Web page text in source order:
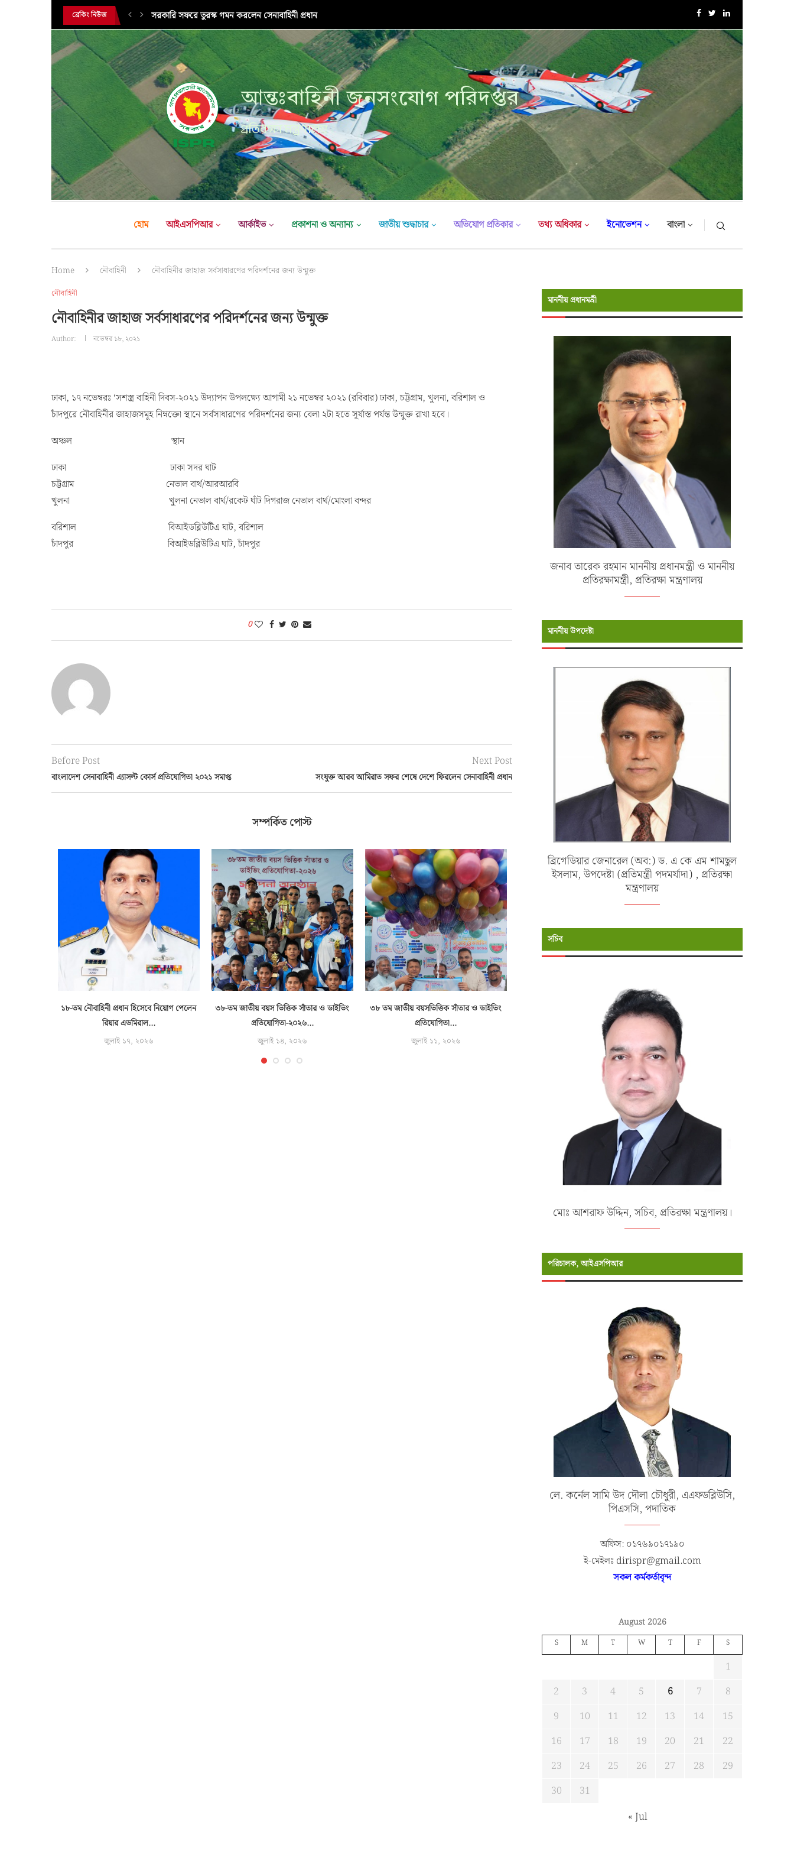
ব্রেকিং নিউজ সরকারি সফরে তুরস্ক গমন করলেন সেনাবাহিনী প্রধান এক্সারসাইজ টাইগার লাইটনিং-২০২৬ এর উদ্বোধনী অনুষ্ঠান
আন্তঃবাহিনী জনসংযোগ পরিদপ্তর
প্রতিরক্ষা মন্ত্রণালয়
হোম আইএসপিআর আর্কাইভ প্রকাশনা ও অন্যান্য জাতীয় শুদ্ধাচার অভিযোগ প্রতিকার তথ্য অধিকার ইনোভেশন বাংলা
Home নৌবাহিনী নৌবাহিনীর জাহাজ সর্বসাধারণের পরিদর্শনের জন্য উন্মুক্ত
নৌবাহিনী
নৌবাহিনীর জাহাজ সর্বসাধারণের পরিদর্শনের জন্য উন্মুক্ত
Author: নভেম্বর ১৮, ২০২১
ঢাকা, ১৭ নভেম্বরঃ ‘সশস্ত্র বাহিনী দিবস-২০২১ উদ্যাপন উপলক্ষ্যে আগামী ২১ নভেম্বর ২০২১ (রবিবার) ঢাকা, চট্টগ্রাম, খুলনা, বরিশাল ও
চাঁদপুরে নৌবাহিনীর জাহাজসমূহ নিম্নক্তো স্থানে সর্বসাধারণের পরিদর্শনের জন্য বেলা ২টা হতে সূর্যাস্ত পর্যন্ত উন্মুক্ত রাখা হবে।
অঞ্চল স্থান
ঢাকা ঢাকা সদর ঘাট
চট্টগ্রাম নেভাল বার্থ/আরআরবি
খুলনা খুলনা নেভাল বার্থ/রকেট ঘাঁট দিগরাজ নেভাল বার্থ/মোংলা বন্দর
বরিশাল বিআইডব্লিউটিএ ঘাট, বরিশাল
চাঁদপুর বিআইডব্লিউটিএ ঘাট, চাঁদপুর
0
Before Post
বাংলাদেশ সেনাবাহিনী এ্যাসল্ট কোর্স প্রতিযোগিতা ২০২১ সমাপ্ত
Next Post
সংযুক্ত আরব আমিরাত সফর শেষে দেশে ফিরলেন সেনাবাহিনী প্রধান
সম্পর্কিত পোস্ট
১৮-তম নৌবাহিনী প্রধান হিসেবে নিয়োগ পেলেন
রিয়ার এডমিরাল...
জুলাই ১৭, ২০২৬
৩৮-তম জাতীয় বয়স ভিত্তিক সাঁতার ও ডাইভিং
প্রতিযোগিতা-২০২৬...
জুলাই ১৪, ২০২৬
৩৮ তম জাতীয় বয়সভিত্তিক সাঁতার ও ডাইভিং
প্রতিযোগিতা...
জুলাই ১১, ২০২৬
বন্যাদুর্গত ও পানিবন্দি মানুষের পাশে বাংলাদেশ
নৌবাহিনী
জুলাই ১১, ২০২৬
মাননীয় প্রধানমন্রী
জনাব তারেক রহমান মাননীয় প্রধানমন্ত্রী ও মাননীয়
প্রতিরক্ষামন্ত্রী, প্রতিরক্ষা মন্ত্রণালয়
মাননীয় উপদেষ্টা
ব্রিগেডিয়ার জেনারেল (অব:) ড. এ কে এম শামছুল
ইসলাম, উপদেষ্টা (প্রতিমন্ত্রী পদমর্যাদা) , প্রতিরক্ষা
মন্ত্রণালয়
সচিব
মোঃ আশরাফ উদ্দিন, সচিব, প্রতিরক্ষা মন্ত্রণালয়।
পরিচালক, আইএসপিআর
লে. কর্নেল সামি উদ দৌলা চৌধুরী, এএফডব্লিউসি,
পিএসসি, পদাতিক
অফিস: ০১৭৬৯০১৭১৯০
ই-মেইলঃ dirispr@gmail.com
সকল কর্মকর্তাবৃন্দ
August 2026
S M T W T F S
1
2
3 4 5 6 7
8
9
10 11 12 13 14
15
16
17 18 19 20 21
22
23
24 25 26 27 28
29
30
31
« Jul